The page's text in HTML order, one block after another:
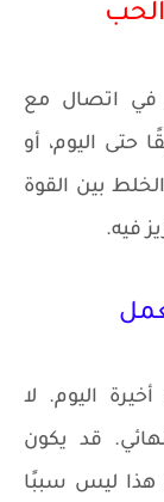
في اتصال مع
اليوم، أو
بين القوة
فيه.
اليوم. لا
قد يكون
هذا ليس سببًا